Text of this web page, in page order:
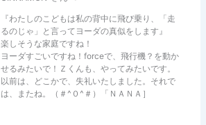
『わたしのこどもは私の背中に飛び乗り、「走
るのじゃ」と言ってヨーダの真似をします』
楽しそうな家庭ですね！
ヨーダすごいですね！forceで、飛行機？を動か
せるみたいで！Ｚくんも、やってみたいです。
以前は、どこかで、失礼いたしました。それで
は、またね。（＃^０^＃）「ＮＡＮＡ］